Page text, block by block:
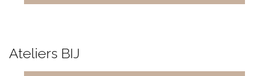
Ateliers BIJ